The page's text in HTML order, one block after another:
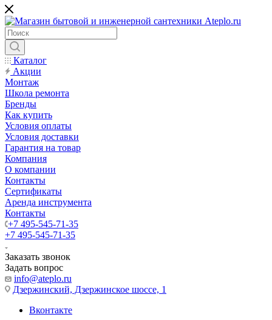
Каталог
Акции
Монтаж
Школа ремонта
Бренды
Как купить
Условия оплаты
Условия доставки
Гарантия на товар
Компания
О компании
Контакты
Сертификаты
Аренда инструмента
Контакты
+7 495-545-71-35
+7 495-545-71-35
Заказать звонок
Задать вопрос
info@ateplo.ru
Дзержинский, Дзержинское шоссе, 1
Вконтакте